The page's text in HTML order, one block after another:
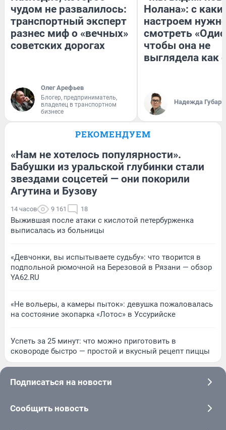
чудом не развалилось:
транспортный эксперт
разнес миф о «вечных»
советских дорогах
Олег Арефьев
Блогер, предприниматель,
владелец в транспортном
бизнесе
Нолана»: с
настроем
смотреть
чтобы она не
выглядела как
Надежда Губарь
РЕКОМЕНДУЕМ
«Нам не хотелось популярности».
Бабушки из уральской глубинки стали
звездами соцсетей — они покорили
Агутина и Бузову
14 часов 9 161 18
Выжившая после атаки с кислотой петербурженка
выписалась из больницы
«Девчонки, вы испытываете судьбу»: что творится в
подпольной рюмочной на Березовой в Рязани — обзор
YA62.RU
«Не вольеры, а камеры пыток»: девушка пожаловалась
на состояние экопарка «Лотос» в Уссурийске
Успеть за 25 минут: что можно приготовить в
сковороде быстро — простой и вкусный рецепт пиццы
Подписаться на новости
Сообщить новость